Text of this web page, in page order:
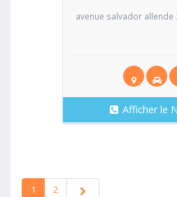
avenue salvador allende
Afficher le
1 2